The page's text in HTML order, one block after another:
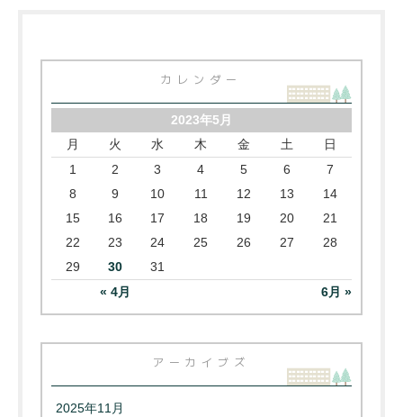
カレンダー
2023年5月
月
火 水 木 金 土 日
« 4月 6月 »
1 2 3 4 5 6
7
8
9 10 11 12 13
14
15
16 17 18 19 20
21
22
23 24 25 26 27
28
29
30 31
アーカイブズ
2025年11月